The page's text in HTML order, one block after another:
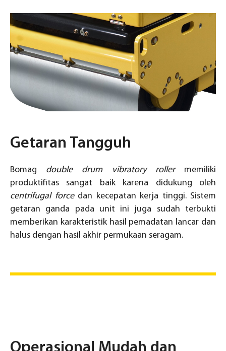
Getaran Tangguh
Bomag double drum vibratory rollermemiliki
produktifitas sangat baik karena didukung oleh
centrifugal forcedan kecepatan kerja tinggi. Sistem
getaran ganda pada unit ini juga sudah terbukti
memberikan karakteristik hasil pemadatan lancar dan
halus dengan hasil akhir permukaan seragam.